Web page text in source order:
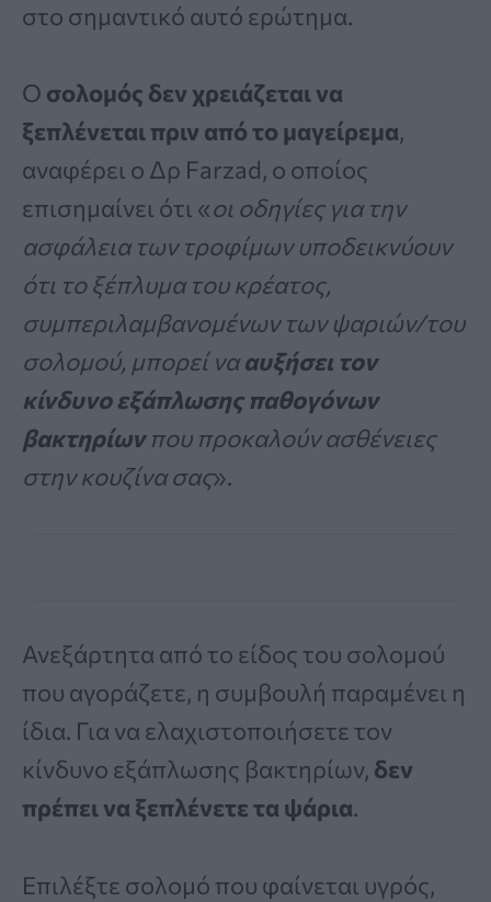
στο σημαντικό αυτό ερώτημα.
Ο σολομός δεν χρειάζεται να
ξεπλένεται πριν από το μαγείρεμα,
αναφέρει ο Δρ Farzad, ο οποίος
επισημαίνει ότι «οι οδηγίες για την
ασφάλεια των τροφίμων υποδεικνύουν
ότι το ξέπλυμα του κρέατος,
συμπεριλαμβανομένων των ψαριών/του
σολομού, μπορεί νααυξήσει τον
κίνδυνο εξάπλωσης παθογόνων
βακτηρίωνπου προκαλούν ασθένειες
στην κουζίνα σας».
Ανεξάρτητα από το είδος του σολομού
που αγοράζετε, η συμβουλή παραμένει η
ίδια. Για να ελαχιστοποιήσετε τον
κίνδυνο εξάπλωσης βακτηρίων, δεν
πρέπει να ξεπλένετε τα ψάρια.
Επιλέξτε σολομό που φαίνεται υγρός,